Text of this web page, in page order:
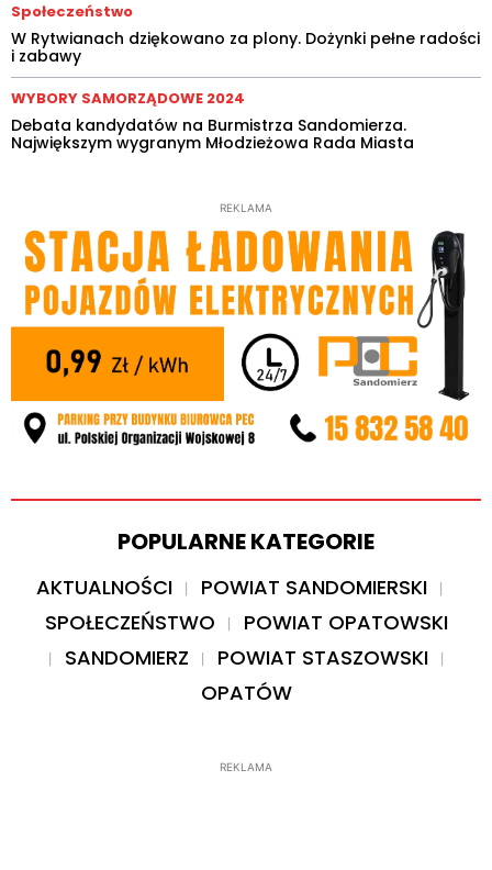
Społeczeństwo
W Rytwianach dziękowano za plony. Dożynki pełne radości
i zabawy
WYBORY SAMORZĄDOWE 2024
Debata kandydatów na Burmistrza Sandomierza.
Największym wygranym Młodzieżowa Rada Miasta
REKLAMA
POPULARNE KATEGORIE
AKTUALNOŚCI
POWIAT SANDOMIERSKI
SPOŁECZEŃSTWO
POWIAT OPATOWSKI
SANDOMIERZ
POWIAT STASZOWSKI
OPATÓW
REKLAMA